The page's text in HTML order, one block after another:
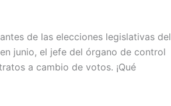
de las elecciones legislativas del
junio, el jefe del órgano de control
a cambio de votos. ¡Qué